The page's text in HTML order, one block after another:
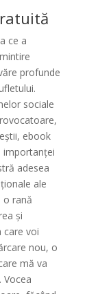
ce a
profunde
sociale
ebook
importanței
adesea
ale
o rană
și
care voi
nou, o
mă va
Vocea